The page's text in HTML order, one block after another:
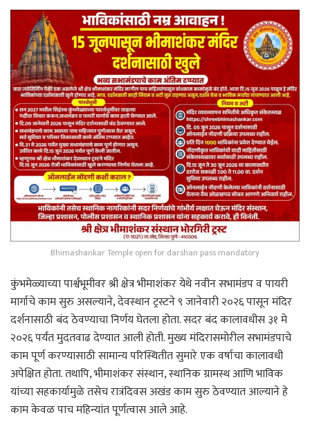
Bhimashankar Temple open for darshan pass mandatory
कुंभमेळ्याच्या पार्श्वभूमीवर श्री क्षेत्र भीमाशंकर येथे नवीन सभामंडप व पायरी
मार्गाचे काम सुरु असल्याने, देवस्थान ट्रस्टने ९ जानेवारी २०२६ पासून मंदिर
दर्शनासाठी बंद ठेवण्याचा निर्णय घेतला होता. सदर बंद कालावधीस ३१ मे
२०२६ पर्यंत मुदतवाढ देण्यात आली होती. मुख्य मंदिरासमोरील सभामंडपाचे
काम पूर्ण करण्यासाठी सामान्य परिस्थितीत सुमारे एक वर्षाचा कालावधी
अपेक्षित होता. तथापि, भीमाशंकर संस्थान, स्थानिक ग्रामस्थ आणि भाविक
यांच्या सहकार्यामुळे तसेच रात्रंदिवस अखंड काम सुरु ठेवण्यात आल्याने हे
काम केवळ पाच महिन्यांत पूर्णत्वास आले आहे.